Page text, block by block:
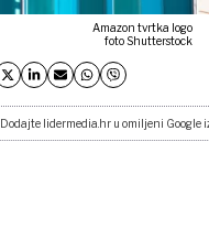
Amazon tvrtka logo
foto Shutterstock
Dodajte lidermedia.hr u omiljeni Google